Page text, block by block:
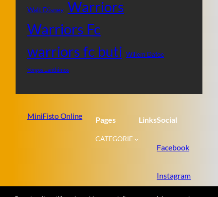
Walt Disney Warriors
Warriors Fc
warriors fc buti Willem Dafoe
Yorgos Lanthimos
MiniFisto Online Pages
CATEGORIE
LinksSocial
Facebook
Instagram